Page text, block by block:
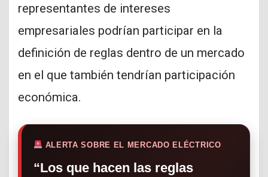
representantes de intereses
empresariales podrían participar en la
definición de reglas dentro de un mercado
en el que también tendrían participación
económica.
ALERTA SOBRE EL MERCADO ELÉCTRICO
“Los que hacen las reglas